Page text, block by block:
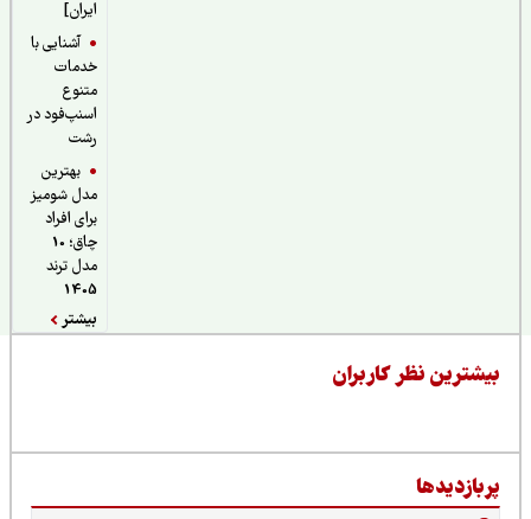
آشنایی با
خدمات
اسنپ‌فود در
بهترین
مدل شومیز
برای افراد
چاق؛ 10
مدل ترند
نظر کاربران